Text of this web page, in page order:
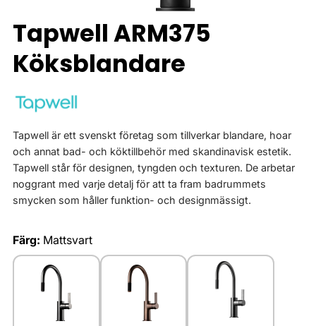
Tapwell ARM375
Köksblandare
Tapwell är ett svenskt företag som tillverkar blandare, hoar
och annat bad- och köktillbehör med skandinavisk estetik.
Tapwell står för designen, tyngden och texturen. De arbetar
noggrant med varje detalj för att ta fram badrummets
smycken som håller funktion- och designmässigt.
Färg: Mattsvart